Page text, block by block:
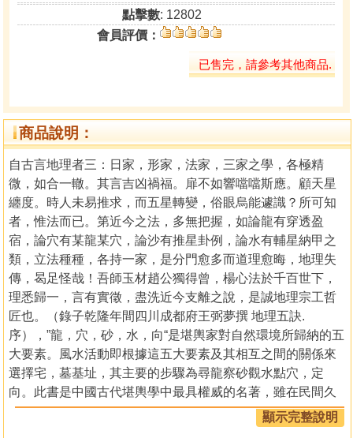
點擊數: 12802
會員評價：
已售完，請參考其他商品.
商品說明：
自古言地理者三：日家，形家，法家，三家之學，各極精
微，如合一轍。其言吉凶禍福。扉不如響噹噹斯應。顧天星
纏度。時人未易推求，而五星轉變，俗眼烏能遽識？所可知
者，惟法而已。第近今之法，多無把握，如論龍有穿透盈
宿，論穴有某龍某穴，論沙有推星卦例，論水有輔星納甲之
類，立法種種，各持一家，是分門愈多而道理愈晦，地理失
傳，曷足怪哉！吾師玉材趙公獨得曾，楊心法於千百世下，
理悉歸一，言有實徵，盡洗近今支離之說，是誠地理宗工哲
匠也。（錄子乾隆年間四川成都府王弼夢撰 地理五訣.
序），”龍，穴，砂，水，向“是堪輿家對自然環境所歸納的五
大要素。風水活動即根據這五大要素及其相互之間的關係來
選擇宅，墓基址，其主要的步驟為尋龍察砂觀水點穴，定
向。此書是中國古代堪輿學中最具權威的名著，雖在民間久
負盛譽，但多為聽說，珍本少見，一般學“風水地理”只學到一
般方法讀者若精研該書即可觀其全貌。掌握地理實質，對周
顯示完整說明